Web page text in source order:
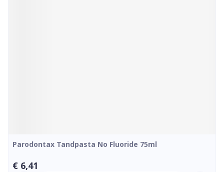
Parodontax Tandpasta No Fluoride 75ml
€ 6,41